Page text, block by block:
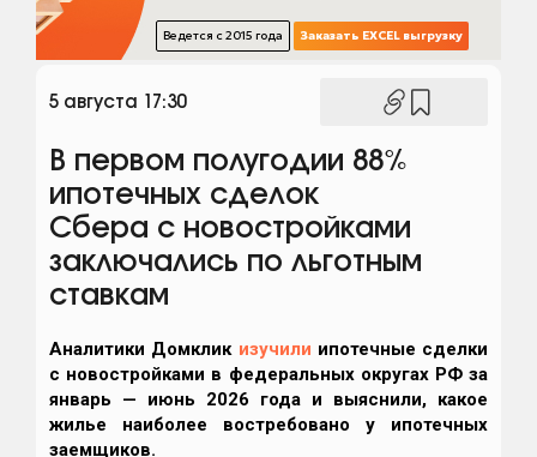
5 августа 17:30
В первом полугодии 88%
ипотечных сделок
Сбера c новостройками
заключались по льготным
ставкам
Аналитики Домклик изучили ипотечные сделки
с новостройками в федеральных округах РФ за
январь — июнь 2026 года и выяснили, какое
жилье наиболее востребовано у ипотечных
заемщиков.